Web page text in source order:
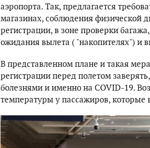
аэропорта. Так, предлагается
магазинах, соблюдения физической
регистрации, в зоне проверки
ожидания вылета ( "накопителях") и
В представленном плане и такая
регистрации перед полетом
болезнями и именно на COVID-19.
температуры у пассажиров, которые